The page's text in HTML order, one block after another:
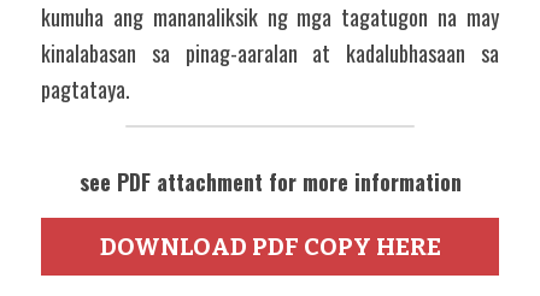
kumuha ang mananaliksik ng mga tagatugon na may
kinalabasan sa pinag-aaralan at kadalubhasaan sa
pagtataya.
see PDF attachment for more information
DOWNLOAD PDF COPY HERE